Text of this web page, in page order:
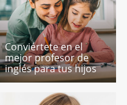
Conviértete en el
mejor profesor de
inglés para tus hijos